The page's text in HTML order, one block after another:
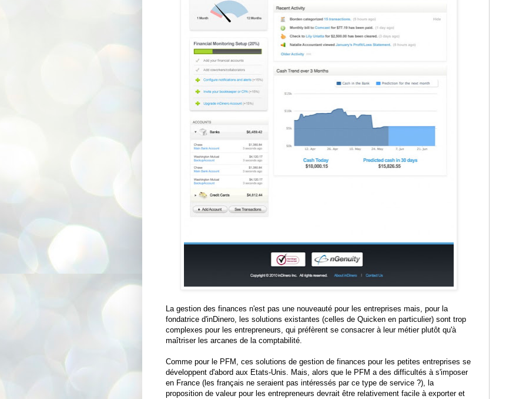
La gestion des finances n'est pas une nouveauté pour les entreprises mais, pour la
fondatrice d'inDinero, les solutions existantes (celles de Quicken en particulier) sont trop
complexes pour les entrepreneurs, qui préfèrent se consacrer à leur métier plutôt qu'à
maîtriser les arcanes de la comptabilité.
Comme pour le PFM, ces solutions de gestion de finances pour les petites entreprises se
développent d'abord aux Etats-Unis. Mais, alors que le PFM a des difficultés à s'imposer
en France (les français ne seraient pas intéressés par ce type de service ?), la
proposition de valeur pour les entrepreneurs devrait être relativement facile à exporter et